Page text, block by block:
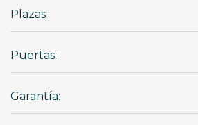
Plazas:
Puertas:
Garantía: